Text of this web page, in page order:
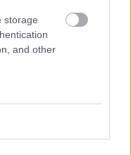
storage
and other